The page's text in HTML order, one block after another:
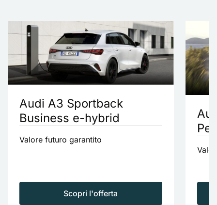
Audi A3 Sportback
Business e-hybrid
Valore futuro garantito
Scopri l'offerta